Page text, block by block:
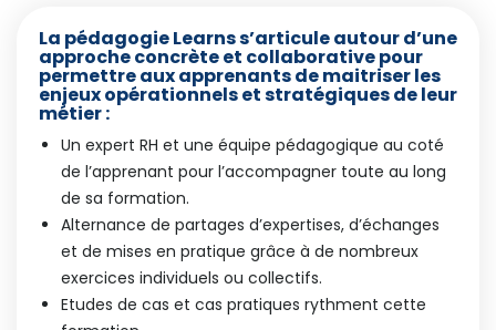
La pédagogie Learns s’articule autour d’une
approche concrète et collaborative pour
permettre aux apprenants de maitriser les
enjeux opérationnels et stratégiques de leur
métier :
Un expert RH et une équipe pédagogique au coté
de l’apprenant pour l’accompagner toute au long
de sa formation.
Alternance de partages d’expertises, d’échanges
et de mises en pratique grâce à de nombreux
exercices individuels ou collectifs.
Etudes de cas et cas pratiques rythment cette